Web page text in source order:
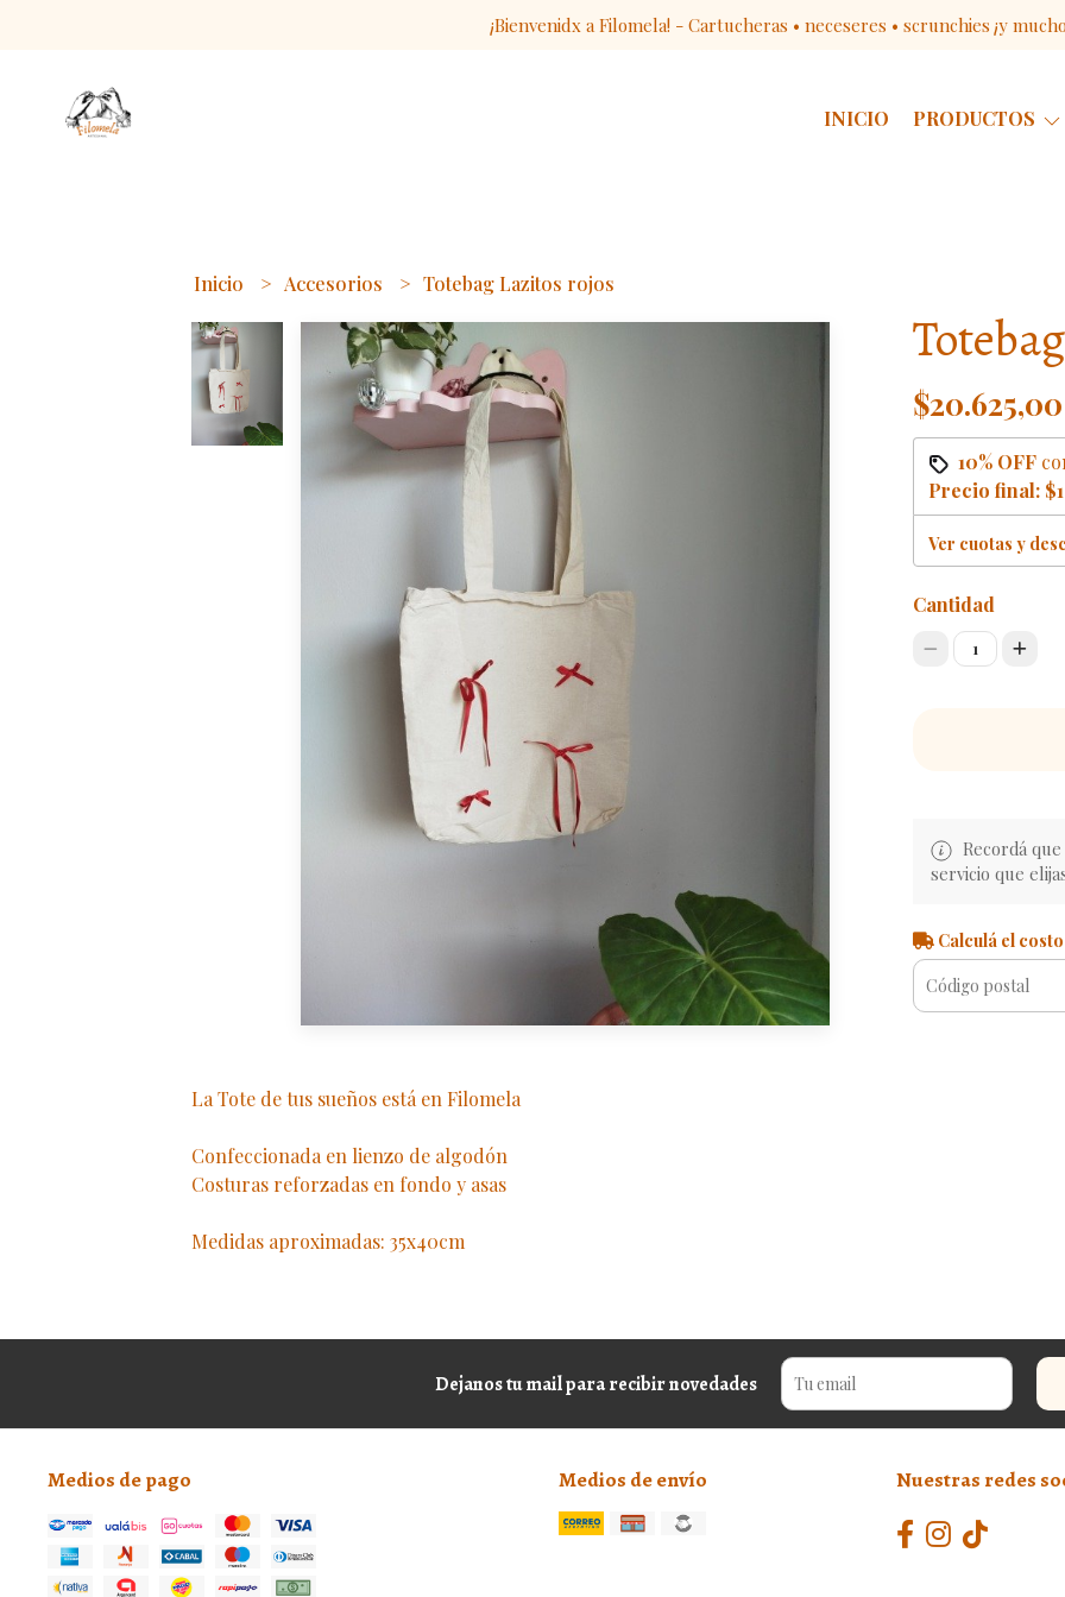
¡Bienvenidx a Filomela! - Cartucheras • neceseres • scrunchies ¡y
INICIO PRODUCTOS
Inicio Accesorios Totebag Lazitos rojos
La Tote de tus sueños está en Filomela
Confeccionada en lienzo de algodón
Costuras reforzadas en fondo y asas
Medidas aproximadas: 35x40cm
$20.625,00
10% OFF
Precio final:
Ver cuotas y
Cantidad
1
Recordá
servicio que
Calculá el
Dejanos tu mail para recibir novedades
Medios de pago Medios de envío Nuestras redes